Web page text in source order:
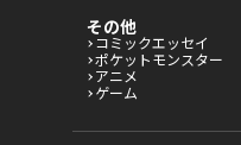
その他
コミックエッセイ
ポケットモンスター
アニメ
ゲーム